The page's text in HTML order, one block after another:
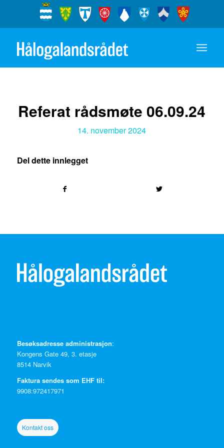
Referat rådsmøte 06.09.24
14. november 2024
Del dette innlegget
Besøksadresse administrasjon:
Kongens Gate 49, 3. etasje
8514 Narvik
Faktura sendes som EHF til:
9908:972417971
Kontakt oss